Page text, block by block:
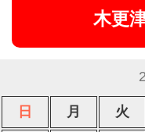
木更
日 月 火